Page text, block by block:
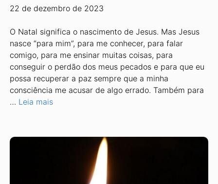
22 de dezembro de 2023
O Natal significa o nascimento de Jesus. Mas Jesus
nasce “para mim”, para me conhecer, para falar
comigo, para me ensinar muitas coisas, para
conseguir o perdão dos meus pecados e para que eu
possa recuperar a paz sempre que a mi­nha
consciência me acusar de algo erra­do. Também para
… Leia mais